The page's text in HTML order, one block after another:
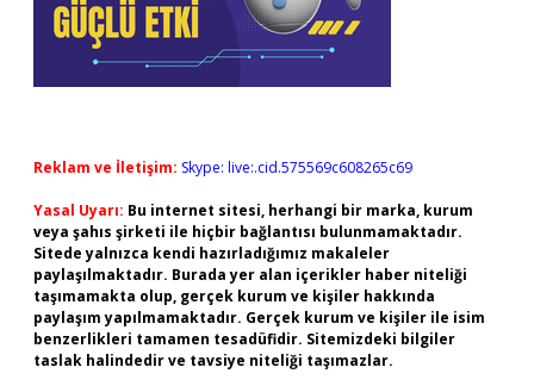
Reklam ve İletişim: Skype: live:.cid.575569c608265c69
Yasal Uyarı: Bu internet sitesi, herhangi bir marka, kurum
veya şahıs şirketi ile hiçbir bağlantısı bulunmamaktadır.
Sitede yalnızca kendi hazırladığımız makaleler
paylaşılmaktadır. Burada yer alan içerikler haber niteliği
taşımamakta olup, gerçek kurum ve kişiler hakkında
paylaşım yapılmamaktadır. Gerçek kurum ve kişiler ile isim
benzerlikleri tamamen tesadüfidir. Sitemizdeki bilgiler
taslak halindedir ve tavsiye niteliği taşımazlar.